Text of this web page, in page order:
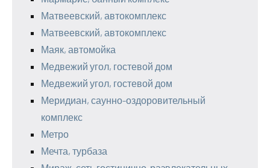
Матвеевский, автокомплекс
Матвеевский, автокомплекс
Маяк, автомойка
Медвежий угол, гостевой дом
Медвежий угол, гостевой дом
Меридиан, саунно-оздоровительный
комплекс
Метро
Мечта, турбаза